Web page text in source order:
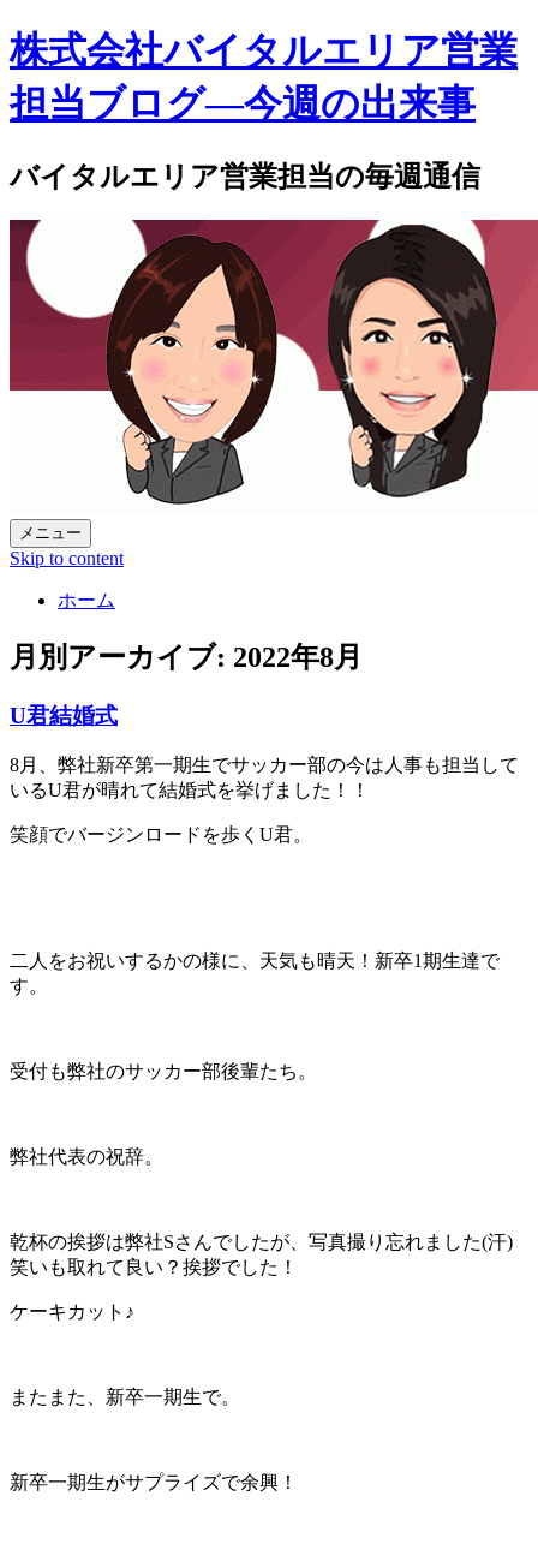
株式会社バイタルエリア営業
担当ブログ―今週の出来事
バイタルエリア営業担当の毎週通信
メニュー
Skip to content
ホーム
月別アーカイブ: 2022年8月
U君結婚式
8月、弊社新卒第一期生でサッカー部の今は人事も担当して
いるU君が晴れて結婚式を挙げました！！
笑顔でバージンロードを歩くU君。
二人をお祝いするかの様に、天気も晴天！新卒1期生達で
す。
受付も弊社のサッカー部後輩たち。
弊社代表の祝辞。
乾杯の挨拶は弊社Sさんでしたが、写真撮り忘れました(汗)
笑いも取れて良い？挨拶でした！
ケーキカット♪
またまた、新卒一期生で。
新卒一期生がサプライズで余興！